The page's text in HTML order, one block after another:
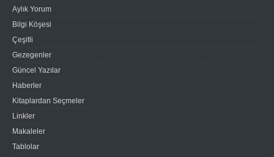
Aylık Yorum
Bilgi Köşesi
Çeşitli
Gezegenler
Güncel Yazılar
Haberler
Kitaplardan Seçmeler
Linkler
Makaleler
Tablolar